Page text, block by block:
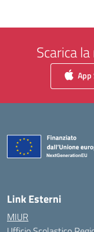
Scarica
App
Link Esterni
MIUR